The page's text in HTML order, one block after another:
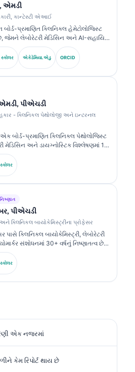
એમડી
કાન્ટેસ્ટી એઆઈ
બોર્ડ-પ્રમાણિત ક્લિનિકલ હેમેટોલોજિસ્ટ
જેમને લેબોરેટરી મેડિસિન અને AI-સહાયિત
15 વર્ષથી વધુનો અનુભવ છે. Kantesti
ઓફિસર તરીકે, તેઓ માલિકી હક્ક ધરાવતા
ચોકસાઈ અંગે ક્લિનિકલ દેખરેખ પૂરી
છે.
એકેડેમિયા.એડુ ORCID
પીએચડી
- ક્લિનિકલ પેથોલોજી અને ઇન્ટરનલ
બોર્ડ-પ્રમાણિત ક્લિનિકલ પેથોલોજિસ્ટ
મેડિસિન અને ડાયગ્નોસ્ટિક વિશ્લેષણમાં 18
છે. તેઓ ક્લિનિકલ કેમિસ્ટ્રીમાં વિશેષ
છે અને ક્લિનિકલ પ્રેક્ટિસમાં બાયોમાર્કર
વિશ્લેષણ પર વ્યાપક રીતે પ્રકાશિત કરે
પીએચડી
ક્લિનિકલ બાયોકેમિસ્ટ્રીના પ્રોફેસર
પાસે ક્લિનિકલ બાયોકેમિસ્ટ્રી, લેબોરેટરી
સંશોધનમાં 30+ વર્ષનું નિષ્ણાતત્વ છે.
ક્લિનિકલ કેમિસ્ટ્રીના ભૂતપૂર્વ પ્રમુખ
પેનલ વિશ્લેષણ, બાયોમાર્કર
AI-સહાયિત લેબોરેટરી મેડિસિનમાં
એક નજરમાં
કેમ રિપોર્ટ થાય છે